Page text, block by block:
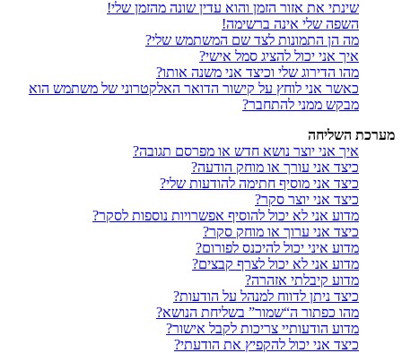
שינתי את אזור הזמן והוא עדין שונה מהזמן שלי!
השפה שלי אינה ברשימה!
מה הן התמונות לצד שם המשתמש שלי?
איך אני יכול להציג סמל אישי?
מהו הדירוג שלי וכיצד אני משנה אותו?
כאשר אני לוחץ על קישור הדואר האלקטרוני של משתמש הוא
מבקש ממני להתחבר?
מערכת השליחה
איך אני יוצר נושא חדש או מפרסם תגובה?
כיצד אני עורך או מוחק הודעה?
כיצד אני מוסיף חתימה להודעות שלי?
כיצד אני יוצר סקר?
מדוע אני לא יכול להוסיף אפשרויות נוספות לסקר?
כיצד אני ערוך או מוחק סקר?
מדוע איני יכול להיכנס לפורום?
מדוע אני לא יכול לצרף קבצים?
מדוע קיבלתי אזהרה?
כיצד ניתן לדווח למנהל על הודעות?
מהו כפתור ה“שמור” בשליחת הנושא?
מדוע הודעותיי צריכות לקבל אישור?
כיצד אני יכול להקפיץ את הודעתי?